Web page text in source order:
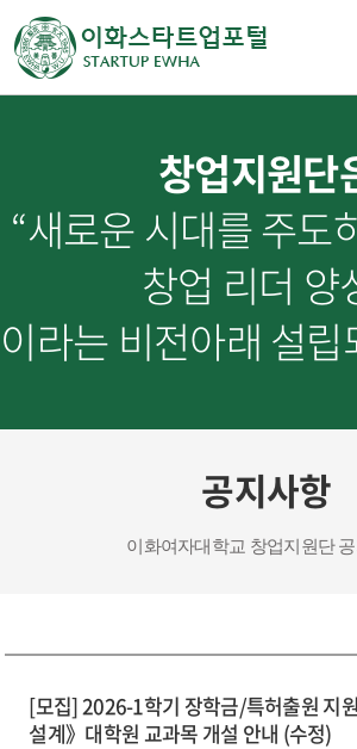
창업지원단
“새로운 시대를 주도
창업 리더 양
이라는 비전아래 설
공지사항
이화여자대학교 창업지원단
[모집]2026-1학기 장학금/특허출원 지
설계》대학원 교과목 개설 안내 (수정)